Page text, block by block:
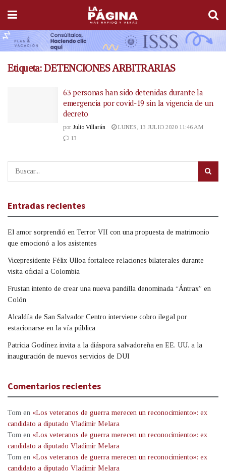
Etiqueta:DETENCIONES ARBITRARIAS
63 personas han sido detenidas durante la
emergencia por covid-19 sin la vigencia de un
decreto
por Julio Villarán
LUNES, 13 JULIO 2020 11:46 AM
13
Entradas recientes
El amor sorprendió en Terror VII con una propuesta de matrimonio
que emocionó a los asistentes
Vicepresidente Félix Ulloa fortalece relaciones bilaterales durante
visita oficial a Colombia
Frustan intento de crear una nueva pandilla denominada “Ántrax” en
Colón
Alcaldía de San Salvador Centro interviene cobro ilegal por
estacionarse en la vía pública
Patricia Godínez invita a la diáspora salvadoreña en EE. UU. a la
inauguración de nuevos servicios de DUI
Comentarios recientes
Tom en «Los veteranos de guerra merecen un reconocimiento»: ex
candidato a diputado Vladimir Melara
Tom en «Los veteranos de guerra merecen un reconocimiento»: ex
candidato a diputado Vladimir Melara
Tom en «Los veteranos de guerra merecen un reconocimiento»: ex
candidato a diputado Vladimir Melara